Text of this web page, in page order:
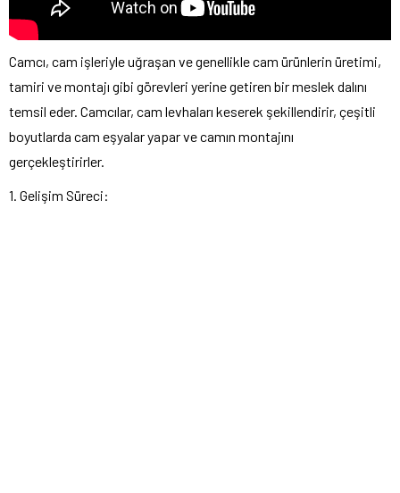
Camcı, cam işleriyle uğraşan ve genellikle cam ürünlerin üretimi,
tamiri ve montajı gibi görevleri yerine getiren bir meslek dalını
temsil eder. Camcılar, cam levhaları keserek şekillendirir, çeşitli
boyutlarda cam eşyalar yapar ve camın montajını
gerçekleştirirler.
1. Gelişim Süreci: